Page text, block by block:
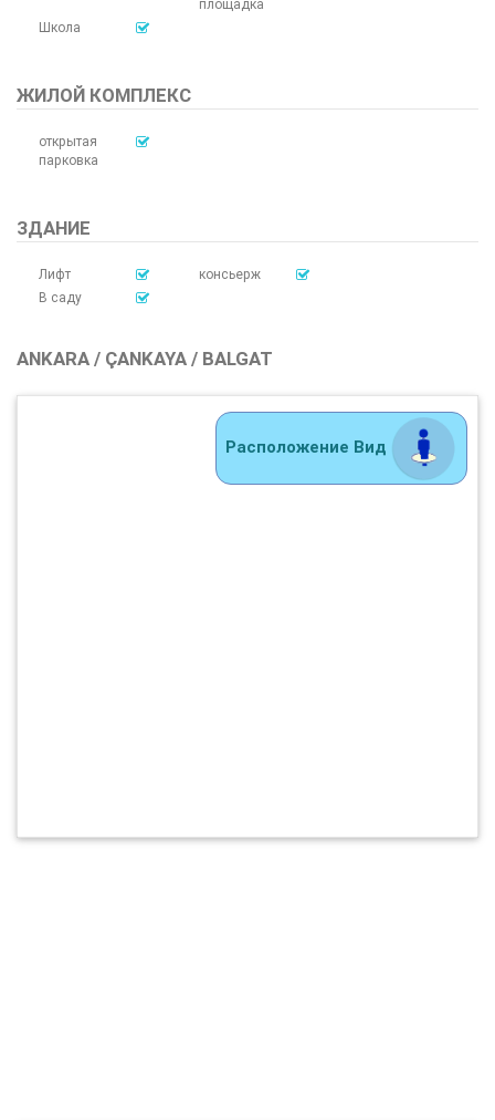
площадка
Школа
ЖИЛОЙ КОМПЛЕКС
открытая
парковка
ЗДАНИЕ
Лифт
консьерж
В саду
ANKARA / ÇANKAYA / BALGAT
Расположение Вид